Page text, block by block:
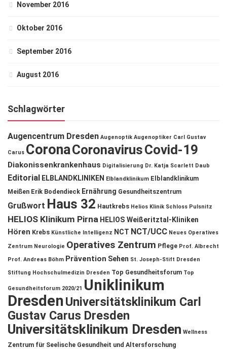
November 2016
Oktober 2016
September 2016
August 2016
Schlagwörter
Augencentrum Dresden Augenoptik Augenoptiker Carl Gustav
Carus CoronaCoronavirusCovid-19
Diakonissenkrankenhaus Digitalisierung Dr. Katja Scarlett Daub
Editorial ELBLANDKLINIKEN Elblandklinikum Elblandklinikum
Meißen Erik Bodendieck Ernährung Gesundheitszentrum
Grußwort Haus 32 Hautkrebs Helios Klinik Schloss Pulsnitz
HELIOS Klinikum Pirna HELIOS Weißeritztal-Kliniken
Hören Krebs Künstliche Intelligenz NCT NCT/UCC Neues Operatives
Zentrum Neurologie Operatives Zentrum Pflege Prof. Albrecht
Prof. Andreas Böhm Prävention Sehen St. Joseph-Stift Dresden
Stiftung Hochschulmedizin Dresden Top Gesundheitsforum Top
Gesundheitsforum 2020/21 Uniklinikum
DresdenUniversitätsklinikum Carl
Gustav Carus Dresden
Universitätsklinikum Dresden Wellness
Zentrum für Seelische Gesundheit und Altersforschung